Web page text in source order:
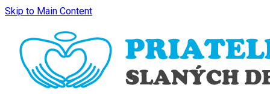
Skip to Main Content